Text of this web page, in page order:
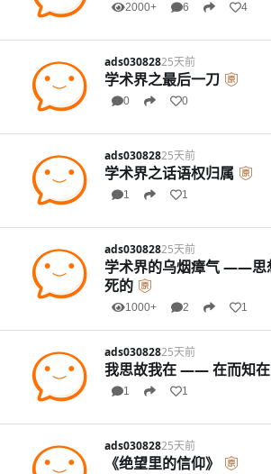
2000+ 6 4
ads03082825天前
学术界之最后一刀
0 0
ads03082825天前
学术界之话语权归属
1 1
ads03082825天前
学术界的乌烟瘴气 ——思想是如何被供奉至
死的
1000+ 2 1
ads03082825天前
我思故我在 —— 在而知在
1 1
ads03082825天前
《绝望里的信仰》